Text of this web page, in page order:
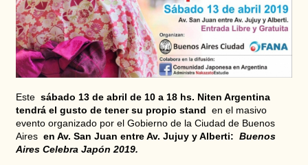
Este sábado 13 de abril de 10 a 18 hs. Niten Argentina
tendrá el gusto de tener su propio stand en el masivo
evento organizado por el Gobierno de la Ciudad de Buenos
Aires en Av. San Juan entre Av. Jujuy y Alberti: Buenos
Aires Celebra Japón 2019.